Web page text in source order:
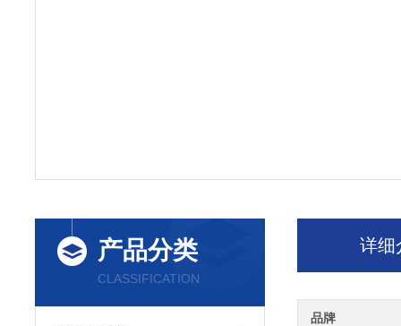
产品分类
CLASSIFICATION
详细
品牌